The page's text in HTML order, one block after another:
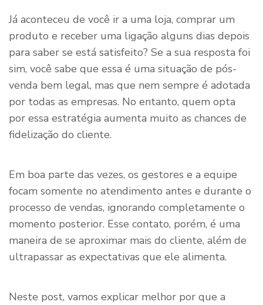
Já aconteceu de você ir a uma loja, comprar um
produto e receber uma ligação alguns dias depois
para saber se está satisfeito? Se a sua resposta foi
sim, você sabe que essa é uma situação de pós-
venda bem legal, mas que nem sempre é adotada
por todas as empresas. No entanto, quem opta
por essa estratégia aumenta muito as chances de
fidelização do cliente.
Em boa parte das vezes, os gestores e a equipe
focam somente no atendimento antes e durante o
processo de vendas, ignorando completamente o
momento posterior. Esse contato, porém, é uma
maneira de se aproximar mais do cliente, além de
ultrapassar as expectativas que ele alimenta.
Neste post, vamos explicar melhor por que a